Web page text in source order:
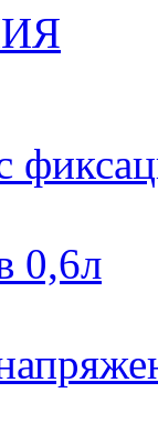
0,6л